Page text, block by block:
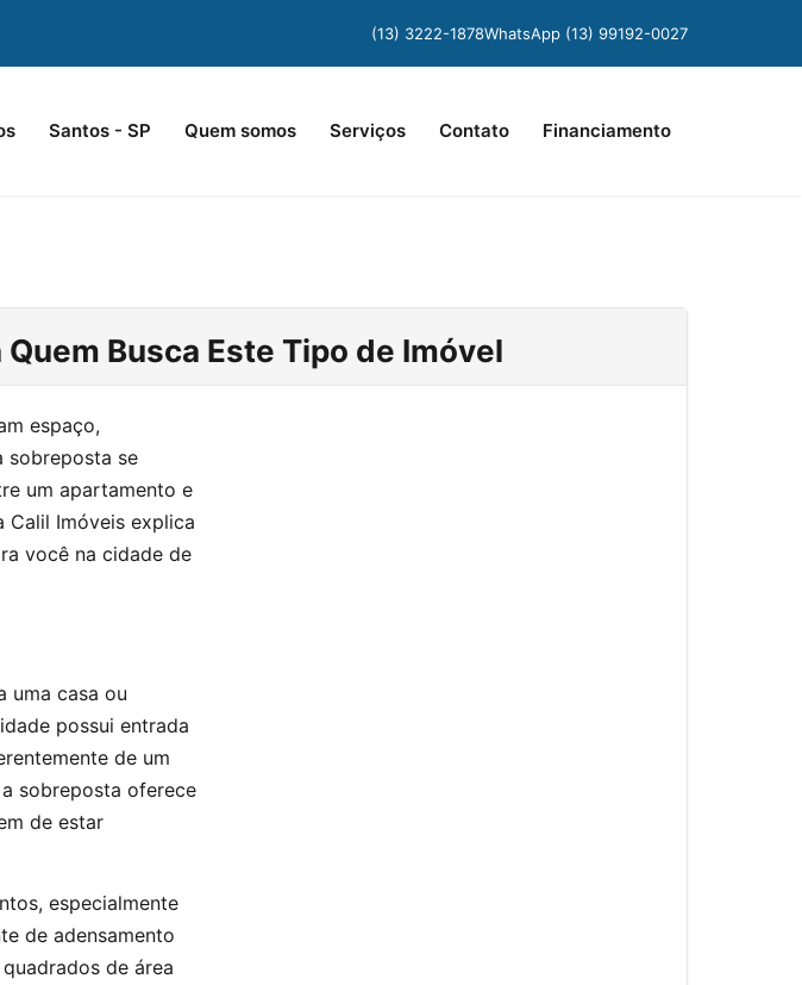
(13) 3222-1878WhatsApp (13) 99192-0027
Santos - SP Quem somos Serviços Contato Financiamento
Busca Este Tipo de Imóvel
espaço,
sobreposta se
um apartamento e
Calil Imóveis explica
você na cidade de
uma casa ou
possui entrada
de um
sobreposta oferece
de estar
especialmente
de adensamento
de área